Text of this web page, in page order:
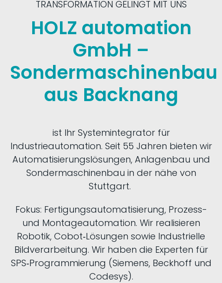
TRANSFORMATION GELINGT MIT UNS
HOLZ automation
GmbH –
Sondermaschinenbau
aus Backnang
ist Ihr Systemintegrator für
Industrieautomation. Seit 55 Jahren bieten wir
Automatisierungslösungen, Anlagenbau und
Sondermaschinenbau in der nähe von
Stuttgart. ​
Fokus: Fertigungsautomatisierung, Prozess-
und Montageautomation. Wir realisieren
Robotik, Cobot‑Lösungen sowie Industrielle
Bildverarbeitung. Wir haben die Experten für
SPS‑Programmierung (Siemens, Beckhoff und
Codesys).​